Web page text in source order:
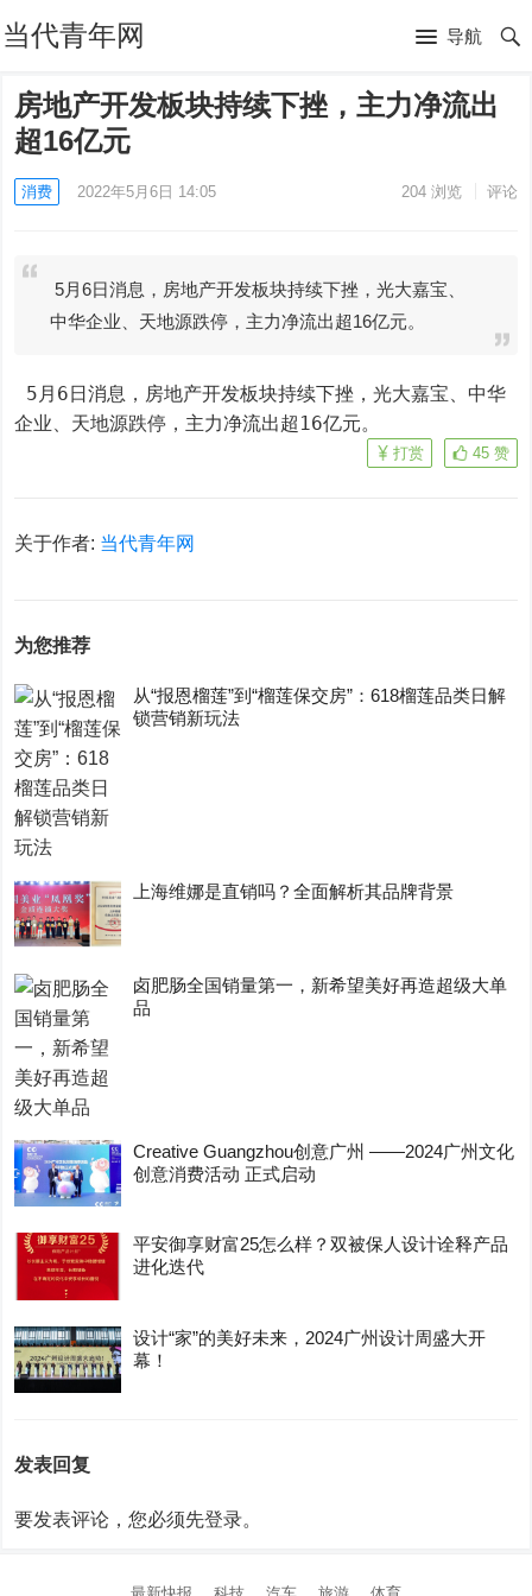
当代青年网 导航
房地产开发板块持续下挫，主力净流出
超16亿元
消费 2022年5月6日 14:05 204浏览 评论
5月6日消息，房地产开发板块持续下挫，光大嘉宝、
中华企业、天地源跌停，主力净流出超16亿元。
5月6日消息，房地产开发板块持续下挫，光大嘉宝、中华
企业、天地源跌停，主力净流出超16亿元。
45 赞
打赏
关于作者: 当代青年网
为您推荐
从“报恩榴莲”到“榴莲保交房”：618榴莲品类日解
锁营销新玩法
上海维娜是直销吗？全面解析其品牌背景
卤肥肠全国销量第一，新希望美好再造超级大单
品
Creative Guangzhou创意广州 ——2024广州文化
创意消费活动 正式启动
平安御享财富25怎么样？双被保人设计诠释产品
进化迭代
设计“家”的美好未来，2024广州设计周盛大开
幕！
发表回复
要发表评论，您必须先登录。